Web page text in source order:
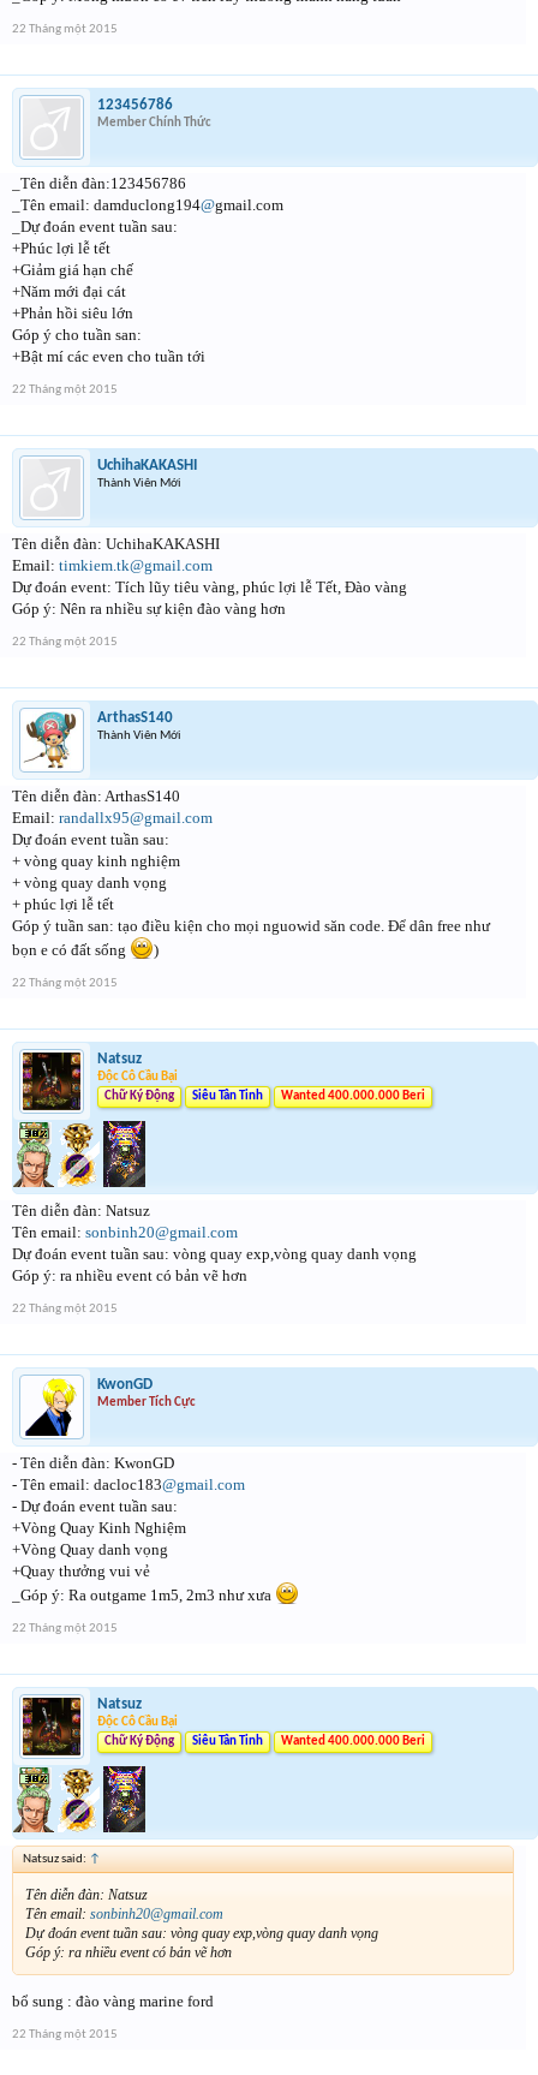
22 Tháng một 2015
123456786
Member Chính Thức
_Tên diễn đàn:123456786
_Tên email: damduclong194@gmail.com
_Dự đoán event tuần sau:
+Phúc lợi lễ tết
+Giảm giá hạn chế
+Năm mới đại cát
+Phản hồi siêu lớn
Góp ý cho tuần san:
+Bật mí các even cho tuần tới
22 Tháng một 2015
UchihaKAKASHI
Thành Viên Mới
Tên diễn đàn: UchihaKAKASHI
Email: timkiem.tk@gmail.com
Dự đoán event: Tích lũy tiêu vàng, phúc lợi lễ Tết, Đào vàng
Góp ý: Nên ra nhiều sự kiện đào vàng hơn
22 Tháng một 2015
ArthasS140
Thành Viên Mới
Tên diễn đàn: ArthasS140
Email: randallx95@gmail.com
Dự đoán event tuần sau:
+ vòng quay kinh nghiệm
+ vòng quay danh vọng
+ phúc lợi lễ tết
Góp ý tuần san: tạo điều kiện cho mọi nguowid săn code. Để dân free như
bọn e có đất sống
)
22 Tháng một 2015
Natsuz
Độc Cô Cầu Bại
Chữ Ký Động
Siêu Tân Tinh Wanted 400.000.000 Beri
Tên diễn đàn: Natsuz
Tên email: sonbinh20@gmail.com
Dự đoán event tuần sau: vòng quay exp,vòng quay danh vọng
Góp ý: ra nhiều event có bản vẽ hơn
22 Tháng một 2015
KwonGD
Member Tích Cực
- Tên diễn đàn: KwonGD
- Tên email: dacloc183@gmail.com
- Dự đoán event tuần sau:
+Vòng Quay Kinh Nghiệm
+Vòng Quay danh vọng
+Quay thưởng vui vẻ
_Góp ý: Ra outgame 1m5, 2m3 như xưa
22 Tháng một 2015
Natsuz
Độc Cô Cầu Bại
Chữ Ký Động
Siêu Tân Tinh Wanted 400.000.000 Beri
Natsuz said: ↑
Tên diễn đàn: Natsuz
Tên email: sonbinh20@gmail.com
Dự đoán event tuần sau: vòng quay exp,vòng quay danh vọng
Góp ý: ra nhiều event có bản vẽ hơn
bổ sung : đào vàng marine ford
22 Tháng một 2015